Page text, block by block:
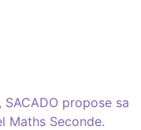
propose sa
Maths Seconde.